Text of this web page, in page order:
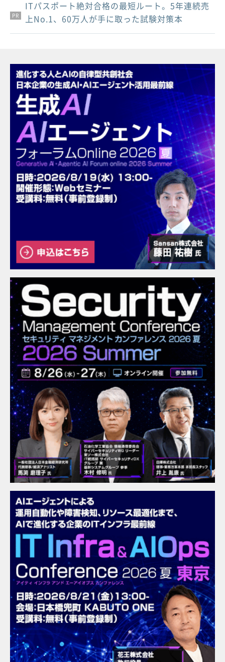
PR
PR
PR
ITパスポート絶対合格の最短ルート。5年連続売
上No.1、60万人が手に取った試験対策本